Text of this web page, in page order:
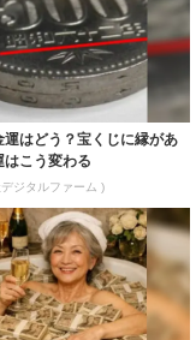
運はどう？宝くじに縁があ
はこう変わる
ジタルファーム )